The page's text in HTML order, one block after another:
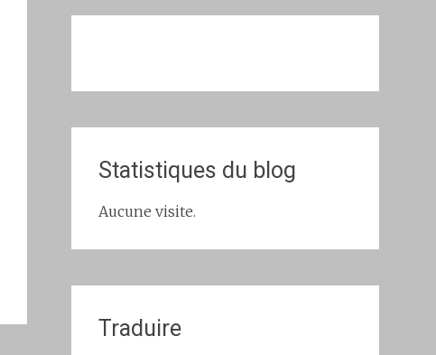
Statistiques du blog
Aucune visite.
Traduire